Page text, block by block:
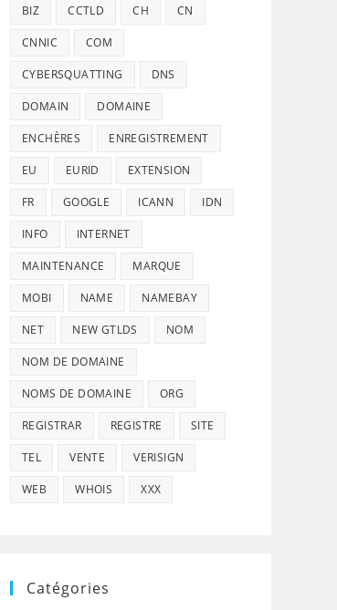
BIZ CCTLD CH CN
CNNIC COM
CYBERSQUATTING DNS
DOMAIN DOMAINE
ENCHÈRES ENREGISTREMENT
EU EURID EXTENSION
FR GOOGLE ICANN IDN
INFO INTERNET
MAINTENANCE MARQUE
MOBI NAME NAMEBAY
NET NEW GTLDS NOM
NOM DE DOMAINE
NOMS DE DOMAINE ORG
REGISTRAR REGISTRE SITE
TEL VENTE VERISIGN
WEB WHOIS XXX
Catégories